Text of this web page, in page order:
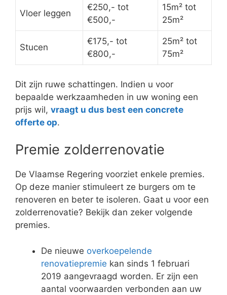
Vloer leggen
€250,- tot
€500,-
15m² tot
25m²
Stucen
€175,- tot
€800,-
25m² tot
75m²
Dit zijn ruwe schattingen. Indien u voor
bepaalde werkzaamheden in uw woning een
prijs wil, vraagt u dus best een concrete
offerte op.
Premie zolderrenovatie
De Vlaamse Regering voorziet enkele premies.
Op deze manier stimuleert ze burgers om te
renoveren en beter te isoleren. Gaat u voor een
zolderrenovatie? Bekijk dan zeker volgende
premies.
De nieuwe overkoepelende
renovatiepremie kan sinds 1 februari
2019 aangevraagd worden. Er zijn een
aantal voorwaarden verbonden aan uw